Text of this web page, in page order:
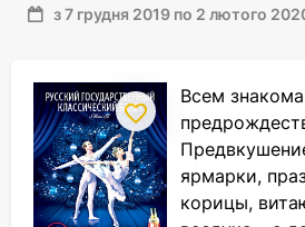
з 7 грудня 2019 по 2 лютого
Всем
ярмарки,
корицы,